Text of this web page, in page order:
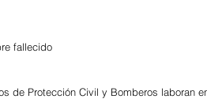
fallecido
de Protección Civil y Bomberos laboran